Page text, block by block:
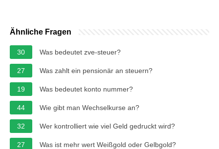
Ähnliche Fragen
30 Was bedeutet zve-steuer?
27 Was zahlt ein pensionär an steuern?
19 Was bedeutet konto nummer?
44 Wie gibt man Wechselkurse an?
32 Wer kontrolliert wie viel Geld gedruckt wird?
27 Was ist mehr wert Weißgold oder Gelbgold?